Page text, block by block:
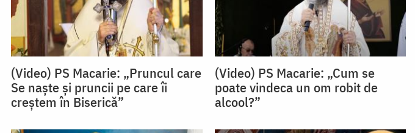
(Video) PS Macarie: „Pruncul care
Se naște și pruncii pe care îi
creștem în Biserică”
(Video) PS Macarie: „Cum se
poate vindeca un om robit de
alcool?”